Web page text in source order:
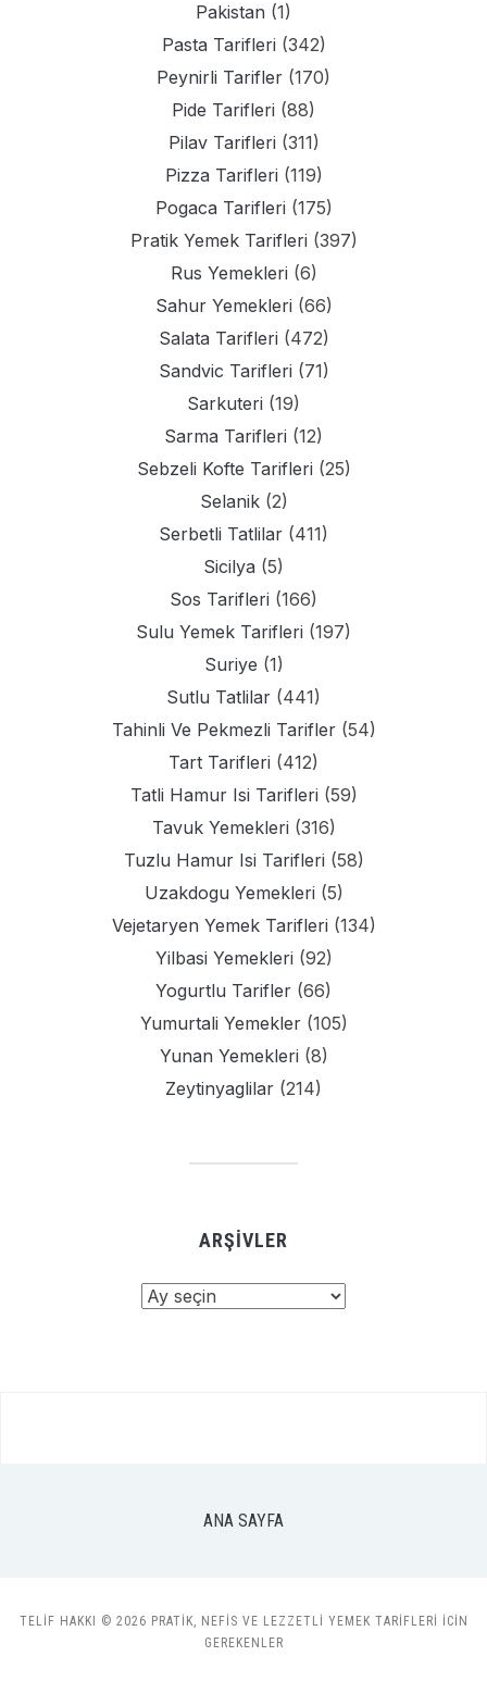
Pakistan (1)
Pasta Tarifleri (342)
Peynirli Tarifler (170)
Pide Tarifleri (88)
Pilav Tarifleri (311)
Pizza Tarifleri (119)
Pogaca Tarifleri (175)
Pratik Yemek Tarifleri (397)
Rus Yemekleri (6)
Sahur Yemekleri (66)
Salata Tarifleri (472)
Sandvic Tarifleri (71)
Sarkuteri (19)
Sarma Tarifleri (12)
Sebzeli Kofte Tarifleri (25)
Selanik(2)
Serbetli Tatlilar (411)
Sicilya (5)
Sos Tarifleri (166)
Sulu Yemek Tarifleri (197)
Suriye (1)
Sutlu Tatlilar (441)
Tahinli Ve Pekmezli Tarifler(54)
Tart Tarifleri (412)
Tatli Hamur Isi Tarifleri (59)
Tavuk Yemekleri (316)
Tuzlu Hamur Isi Tarifleri (58)
Uzakdogu Yemekleri (5)
Vejetaryen Yemek Tarifleri (134)
Yilbasi Yemekleri (92)
Yogurtlu Tarifler (66)
Yumurtali Yemekler(105)
Yunan Yemekleri (8)
Zeytinyaglilar (214)
ARŞIVLER
ANA SAYFA
TELIF HAKKI © 2026 PRATIK, NEFIS VE LEZZETLI YEMEK TARIFLERI ICIN
GEREKENLER